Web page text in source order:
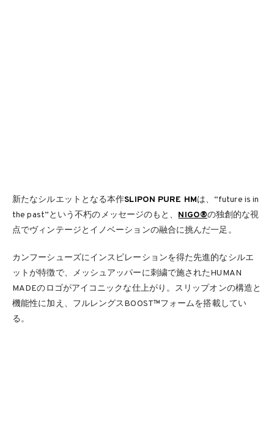
新たなシルエットとなる本作SLIPON PURE HMは、“future is in
the past”という不朽のメッセージのもと、 NIGO®の独創的な視
点でヴィンテージとイノベーションの融合に挑んだ一足。
カンフーシューズにインスピレーションを得た先進的なシルエ
ットが特徴で、メッシュアッパーに刺繍で施されたHUMAN
MADEのロゴがアイコニックな仕上がり。スリップオンの構造と
機能性に加え、フルレングスBOOST™フォームを搭載してい
る。